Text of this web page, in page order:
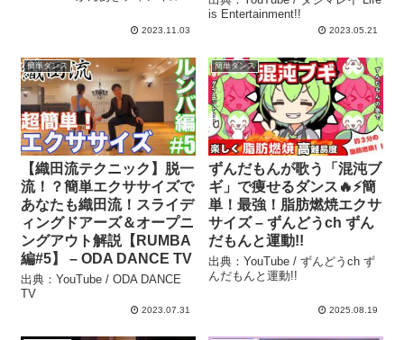
2023.11.03
is Entertainment!!
2023.05.21
簡単ダンス
【織田流テクニック】脱一
流！？簡単エクササイズで
あなたも織田流！スライデ
ィングドアーズ＆オープニ
ングアウト解説【RUMBA
編#5】 – ODA DANCE TV
出典：YouTube / ODA DANCE
TV
2023.07.31
簡単ダンス
ずんだもんが歌う「混沌ブ
ギ」で痩せるダンス🔥⚡簡
単！最強！脂肪燃焼エクサ
サイズ – ずんどうch ずん
だもんと運動!!
出典：YouTube / ずんどうch ず
んだもんと運動!!
2025.08.19